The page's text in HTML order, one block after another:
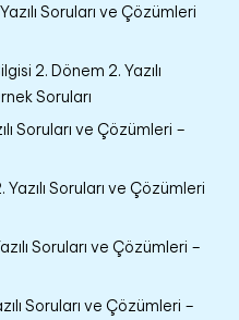
Soruları ve Çözümleri
2. Dönem 2. Yazılı
Soruları
Soruları ve Çözümleri –
Yazılı Soruları ve Çözümleri
Soruları ve Çözümleri –
Soruları ve Çözümleri –